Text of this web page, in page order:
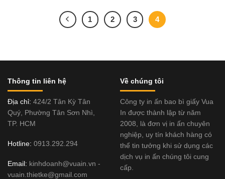
1 2 3 4
Thông tin liên hệ
Địa chỉ: 424/2 Tân Kỳ Tân
Quý, Phường Tân Sơn Nhì,
TP. HCM
Hotline: 0913.292.294
Email: kinhdoanh@vuain.vn -
vuain.thietke@gmail.com
Về chúng tôi
Công ty in ấn bao bì giấy Vua
In được thành lập từ năm
2008, là đơn vị in ấn chuyên
nghiệp, uy tín khách hàng có
thể tin tưởng khi sử dụng các
dịch vụ in ấn chúng tôi cung
cấp.